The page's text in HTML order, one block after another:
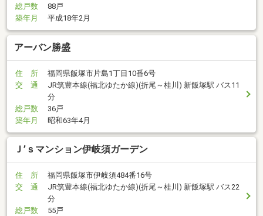
総戸数
88戸
築年月
平成18年2月
アーバン勝盛
住 所
福岡県飯塚市片島1丁目10番6号
交 通
JR筑豊本線(福北ゆたか線)(折尾～桂川) 新飯塚駅 バス11
分
総戸数
36戸
築年月
昭和63年4月
Ｊ’ｓマンション伊岐須ガーデン
住 所
福岡県飯塚市伊岐須484番16号
交 通
JR筑豊本線(福北ゆたか線)(折尾～桂川) 新飯塚駅 バス22
分
総戸数
55戸